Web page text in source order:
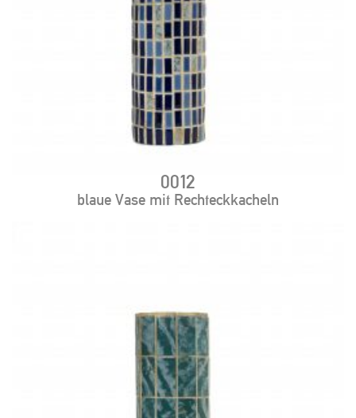
0012
blaue Vase mit Rechteckkacheln